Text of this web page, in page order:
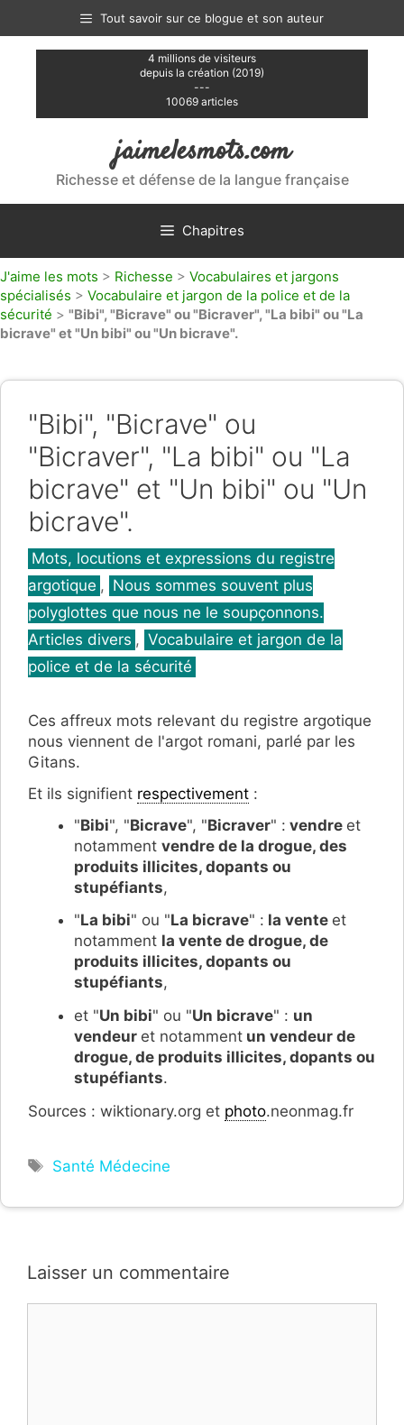
contenu
Tout savoir sur ce blogue et son auteur
4 millions de visiteurs
depuis la création (2019)
---
10069 articles
jaimelesmots.com
Richesse et défense de la langue française
Chapitres
J'aime les mots > Richesse > Vocabulaires et jargons
spécialisés > Vocabulaire et jargon de la police et de la
sécurité > "Bibi", "Bicrave" ou "Bicraver", "La bibi" ou "La
bicrave" et "Un bibi" ou "Un bicrave".
"Bibi", "Bicrave" ou
"Bicraver", "La bibi" ou "La
bicrave" et "Un bibi" ou "Un
bicrave".
Catégories
Mots, locutions et expressions du registre
argotique , Nous sommes souvent plus
polyglottes que nous ne le soupçonnons.
Articles divers , Vocabulaire et jargon de la
police et de la sécurité
Ces affreux mots relevant du registre argotique
nous viennent de l'argot romani, parlé par les
Gitans.
Et ils signifient respectivement :
"Bibi", "Bicrave", "Bicraver" : vendre et
notamment vendre de la drogue, des
produits illicites, dopants ou
stupéfiants,
"La bibi" ou "La bicrave" : la vente et
notamment la vente de drogue, de
produits illicites, dopants ou
stupéfiants,
et "Un bibi" ou "Un bicrave" : un
vendeur et notamment un vendeur de
drogue, de produits illicites, dopants ou
stupéfiants.
Sources : wiktionary.org et photo.neonmag.fr
Étiquettes
Santé Médecine
Laisser un commentaire